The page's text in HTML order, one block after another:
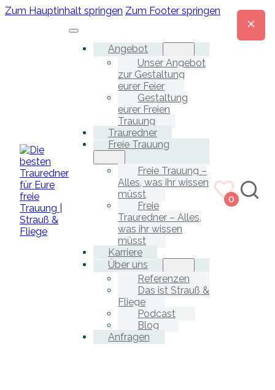
Zum Hauptinhalt springen Zum Footer springen
Angebot
Unser Angebot
zur Gestaltung
eurer Feier
Gestaltung
eurer Freien
Trauung
Trauredner
Freie Trauung
Freie Trauung –
Alles, was ihr wissen
müsst
Freie
Trauredner – Alles,
was ihr wissen
müsst
Karriere
Über uns
Referenzen
Das ist Strauß &
Fliege
Podcast
Blog
Anfragen
0